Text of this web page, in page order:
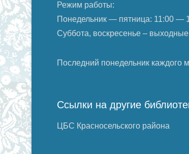
Режим работы:
Понедельник — пятница: 11:00 —
Суббота, воскресенье –
Последний понедельник каждого
Ссылки на другие
ЦБС Красносельского района